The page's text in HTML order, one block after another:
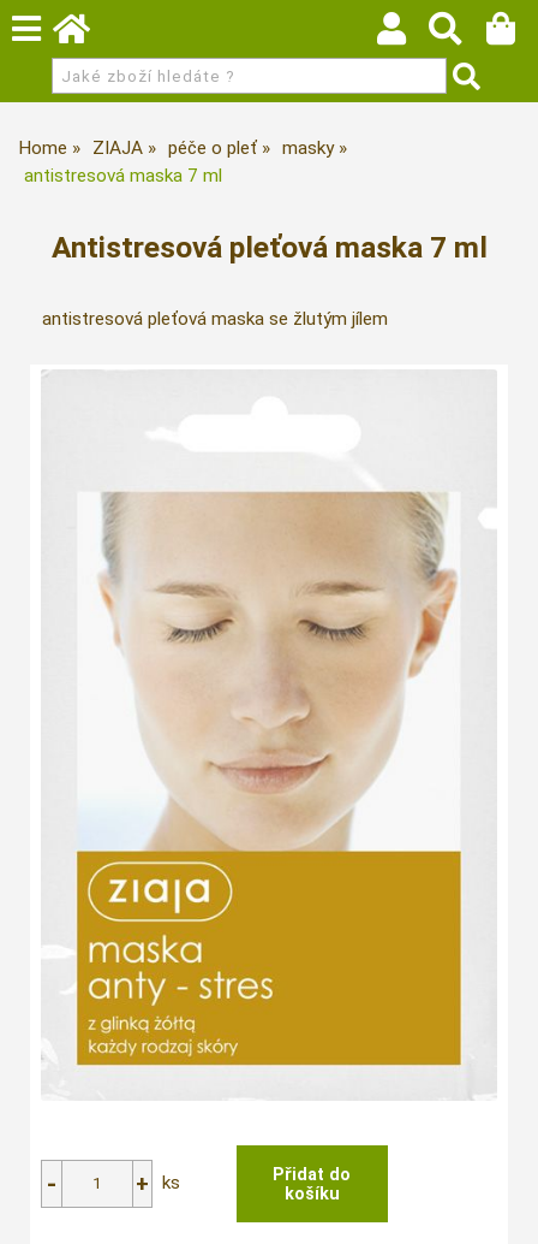
Home ZIAJA péče o pleť
masky
antistresová maska 7 ml
Antistresová pleťová maska 7 ml
antistresová pleťová maska se žlutým jílem
ks